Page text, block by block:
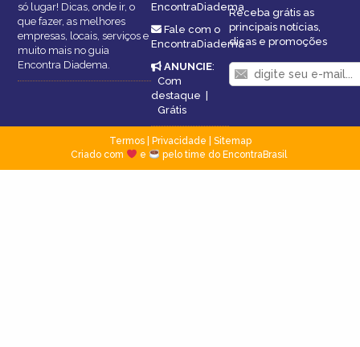
só lugar! Dicas, onde ir, o
que fazer, as melhores
empresas, locais, serviços e
muito mais no guia
Encontra Diadema.
EncontraDiadema
Fale com o
EncontraDiadema
ANUNCIE:
Com
destaque
Grátis
Receba grátis as
principais notícias,
dicas e promoções
Termos| Privacidade
Sitemap
Criado com
e pelo time do EncontraBrasil